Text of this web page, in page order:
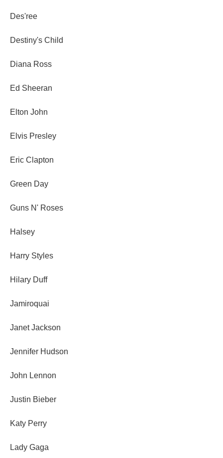
Des'ree
Destiny's Child
Diana Ross
Ed Sheeran
Elton John
Elvis Presley
Eric Clapton
Green Day
Guns N' Roses
Halsey
Harry Styles
Hilary Duff
Jamiroquai
Janet Jackson
Jennifer Hudson
John Lennon
Justin Bieber
Katy Perry
Lady Gaga